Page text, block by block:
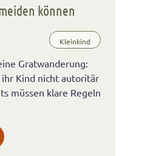
können
Kleinkind
Gratwanderung:
Kind nicht autoritär
müssen klare Regeln